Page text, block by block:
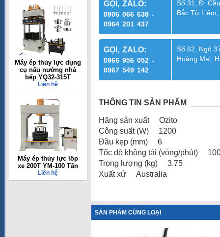
Máy ép thủy lực dụng
cụ nấu nướng nhà
bếp YQ32-315T
Liên hệ
Máy ép thủy lực lốp
xe 200T YM-100 Tấn
Liên hệ
GỌI, ZALO:
0906 066 638 -
0964 201 437
Số 31, Đ.
Bắc Từ
GỌI, ZALO:
0966 956 052 -
0967 549 142
Số 62, Ngõ
Hoàng Mai,
THÔNG TIN SẢN PHẨM
Hãng sản xuất Ozito
Công suất (W) 1200
Đầu kẹp (mm) 6
Tốc độ không tải (vòng/phút)
Trọng lượng (kg) 3.75
Xuất xứ Australia
SẢN PHẨM CÙNG LOẠI